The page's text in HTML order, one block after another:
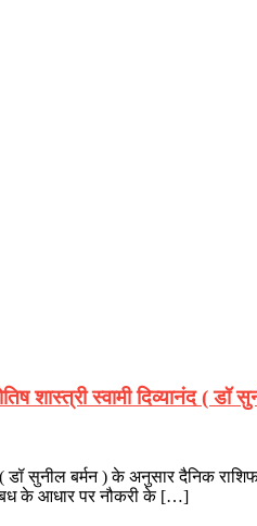
शास्त्री स्वामी दिव्यानंद ( डॉ
( डॉ सुनील बर्मन ) के अनुसार दैनिक
के आधार पर नौकरी के […]